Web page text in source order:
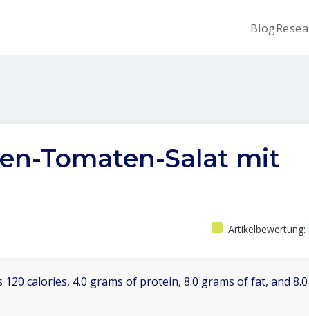
Blog
Tomaten-Salat mit
Artikelbewertung:
calories, 4.0 grams of protein, 8.0 grams of fat, and 8.0